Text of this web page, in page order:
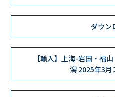
ダウン
【輸入】上海-岩国・福
潟 2025年3月